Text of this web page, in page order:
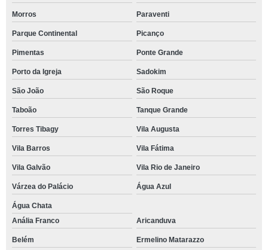
Morros Paraventi
Parque Continental Picanço
Pimentas Ponte Grande
Porto da Igreja Sadokim
São João São Roque
Taboão Tanque Grande
Torres Tibagy Vila Augusta
Vila Barros Vila Fátima
Vila Galvão Vila Rio de Janeiro
Várzea do Palácio Água Azul
Água Chata
Anália Franco
Aricanduva
Belém Ermelino Matarazzo